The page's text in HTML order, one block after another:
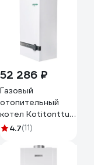
52 286 ₽
Газовый
отопительный
котел Kotitonttu
SUARI S15 DK 00-
4.7(11)